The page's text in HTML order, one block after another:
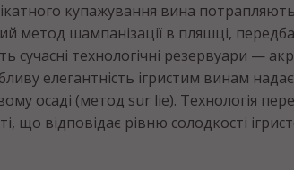
купажування вина
метод шампанізації в пляшці,
сучасні технологічні резервуари —
елегантність ігристим винам
осаді (метод sur lie). Технологія
що відповідає рівню солодкості